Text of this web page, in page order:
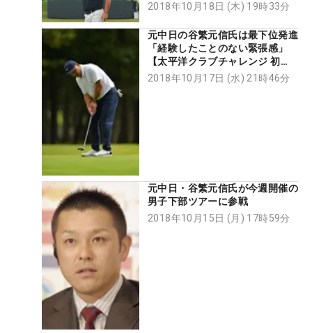
2018年10月18日 (木) 19時33分
元中日の谷繁元信氏は最下位発進
「経験したことのない緊張感」
【太平洋クラブチャレンジ 初
日】
2018年10月17日 (水) 21時46分
元中日・谷繁元信氏が今週開催の
男子下部ツアーに参戦
2018年10月15日 (月) 17時59分